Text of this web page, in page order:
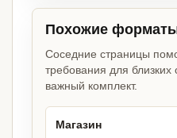
Похожие
Соседние страницы
требования для близких
важный комплект.
Магазин